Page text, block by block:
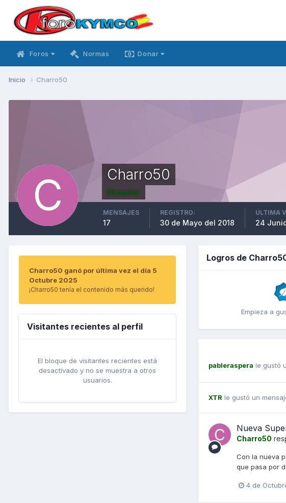
Foros Normas Donar
Inicio Charro50
Charro50
Usuarios
MENSAJES
17
REGISTRO:
30 de Mayo del 2018
ÚLTIMA
24
Charro50 ganó por última vez el día 5
Octubre 2025
¡Charro50 tenía el contenido más querido!
Visitantes recientes al perfil
El bloque de visitantes recientes está
desactivado y no se muestra a otros
usuarios.
Logros de
Empieza a
pableraspera le gustó
XTR le gustó un
Nueva
Charro50
Con la nueva
que pasa por
4 de